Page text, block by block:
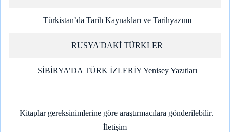
Türkistan’da Tarih Kaynakları ve Tarihyazımı
RUSYA'DAKİ TÜRKLER
SİBİRYA’DA TÜRK İZLERİY Yenisey Yazıtları
Kitaplar gereksinimlerine göre araştırmacılara gönderilebilir.
İletişim